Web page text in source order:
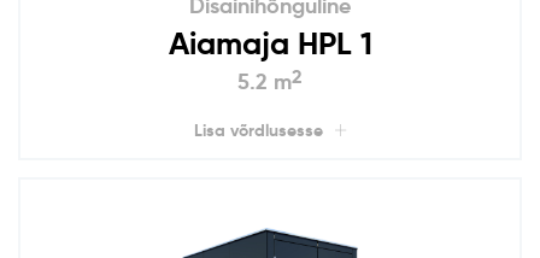
Aiamaja HPL 1
5.2 m2
Lisa võrdlusesse